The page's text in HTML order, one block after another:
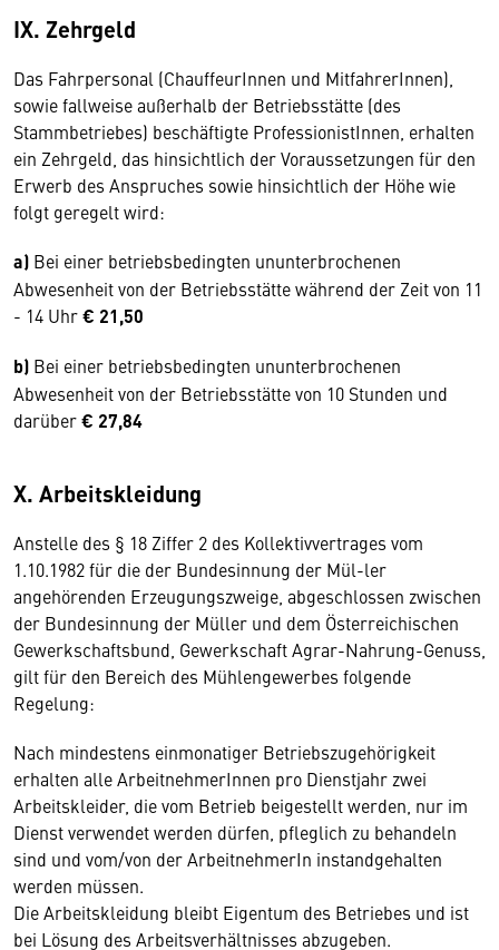
IX. Zehrgeld
Das Fahrpersonal (ChauffeurInnen und MitfahrerInnen),
sowie fallweise außerhalb der Betriebsstätte (des
Stammbetriebes) beschäftigte ProfessionistInnen, erhalten
ein Zehrgeld, das hinsichtlich der Voraussetzungen für den
Erwerb des Anspruches sowie hinsichtlich der Höhe wie
folgt geregelt wird:
a) Bei einer betriebsbedingten ununterbrochenen
Abwesenheit von der Betriebsstätte während der Zeit von 11
- 14 Uhr€ 21,50
b) Bei einer betriebsbedingten ununterbrochenen
Abwesenheit von der Betriebsstätte von 10 Stunden und
darüber€ 27,84
X. Arbeitskleidung
Anstelle des § 18 Ziffer 2 des Kollektivvertrages vom
1.10.1982 für die der Bundesinnung der Mül-ler
angehörenden Erzeugungszweige, abgeschlossen zwischen
der Bundesinnung der Müller und dem Österreichischen
Gewerkschaftsbund, Gewerkschaft Agrar-Nahrung-Genuss,
gilt für den Bereich des Mühlengewerbes folgende
Regelung:
Nach mindestens einmonatiger Betriebszugehörigkeit
erhalten alle ArbeitnehmerInnen pro Dienstjahr zwei
Arbeitskleider, die vom Betrieb beigestellt werden, nur im
Dienst verwendet werden dürfen, pfleglich zu behandeln
sind und vom/von der ArbeitnehmerIn instandgehalten
werden müssen.
Die Arbeitskleidung bleibt Eigentum des Betriebes und ist
bei Lösung des Arbeitsverhältnisses abzugeben.